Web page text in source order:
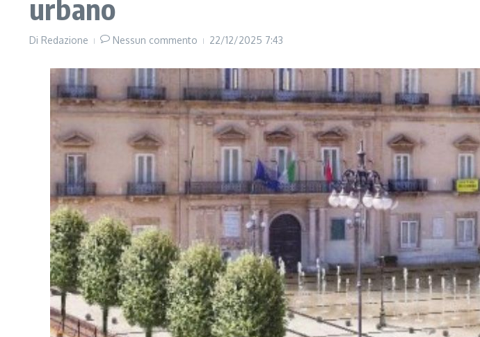
urbano
Di Redazione Nessun commento 22/12/2025 7:43